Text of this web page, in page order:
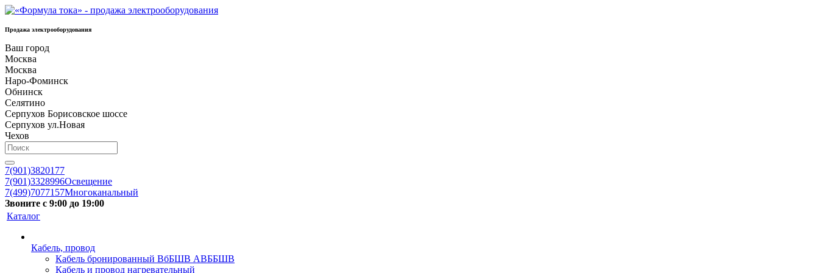
Продажа электрооборудования
Ваш город
Москва
Москва
Наро-Фоминск
Обнинск
Селятино
Серпухов Борисовское шоссе
Серпухов ул.Новая
Чехов
7(901)3820177
7(901)3328996Освещение
7(499)7077157Многоканальный
Звоните с 9:00 до 19:00
Каталог
Кабель, провод
Кабель бронированный ВбБШВ АВББШВ
Кабель и провод нагревательный